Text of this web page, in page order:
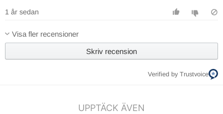
1 år sedan
Visa fler recensioner
Skriv recension
Verified by Trustvoice
UPPTÄCK ÄVEN